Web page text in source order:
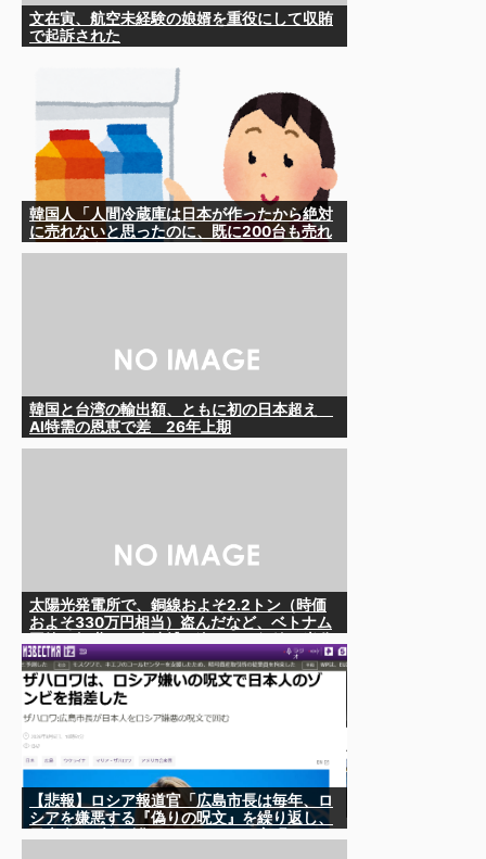
文在寅、航空未経験の娘婿を重役にして収賄
で起訴された
韓国人「人間冷蔵庫は日本が作ったから絶対
に売れないと思ったのに、既に200台も売れ
韓国と台湾の輸出額、ともに初の日本超え
AI特需の恩恵で差 26年上期
太陽光発電所で、銅線およそ2.2トン（時価
およそ330万円相当）盗んだなど、ベトナム
はすでに売却 富山で「金属盗対策法違反
（去年9月施行）」による検挙は初
【悲報】ロシア報道官「広島市長は毎年、ロ
シアを嫌悪する『偽りの呪文』を繰り返し、